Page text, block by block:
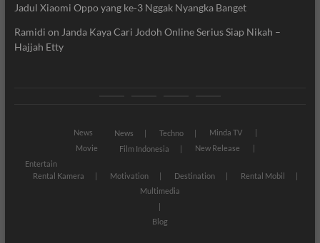
Jadul Xiaomi Oppo yang ke-3 Nggak Nyangka Banget
Ramidi on Janda Kaya Cari Jodoh Online Serius Siap Nikah –
Hajjah Etty
News News Techno
Minda TV
Movie
Film Indonesia
New Release
Entertain
Rental Kamera
Motivation Destination
Rental Mobil
Multimedia
Blog